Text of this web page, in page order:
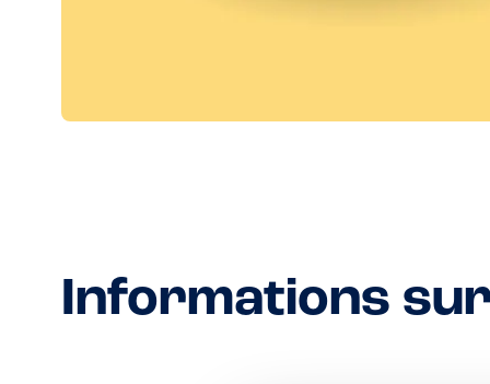
Informations